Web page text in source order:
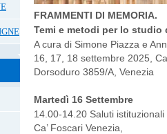
FRAMMENTI DI MEMORIA.
Temi e metodi per lo
A cura di Simone Piazza e
16, 17, 18 settembre 2025,
Dorsoduro 3859/A, Venezia
Martedì 16 Settembre
14.00-14.20 Saluti istituzionali
Ca’ Foscari Venezia,